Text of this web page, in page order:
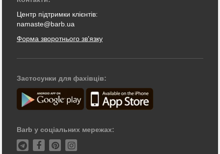
Центр підтримки клієнтів:
namaste@barb.ua
Форма зворотнього зв'язку
Застосунки для фахівців:
Barb у соціальних мережах: